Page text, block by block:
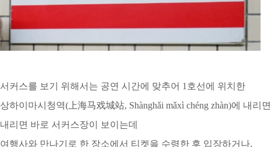
서커스를 보기 위해서는 공연 시간에 맞추어 1호선에 위치한
상하이마시청역(上海马戏城站, Shànghǎi mǎxì chéng zhàn)에 내리면
내리면 바로 서커스장이 보이는데
여행사와 만나기로 한 장소에서 티켓을 수령한 후 입장하거나,